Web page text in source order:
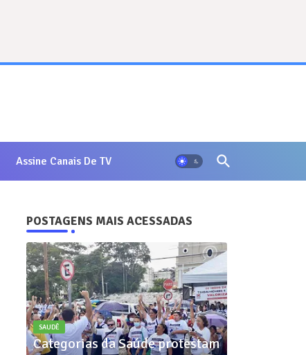
Assine Canais De TV
POSTAGENS MAIS ACESSADAS
SAUDÊ
Categorias da Saúde protestam